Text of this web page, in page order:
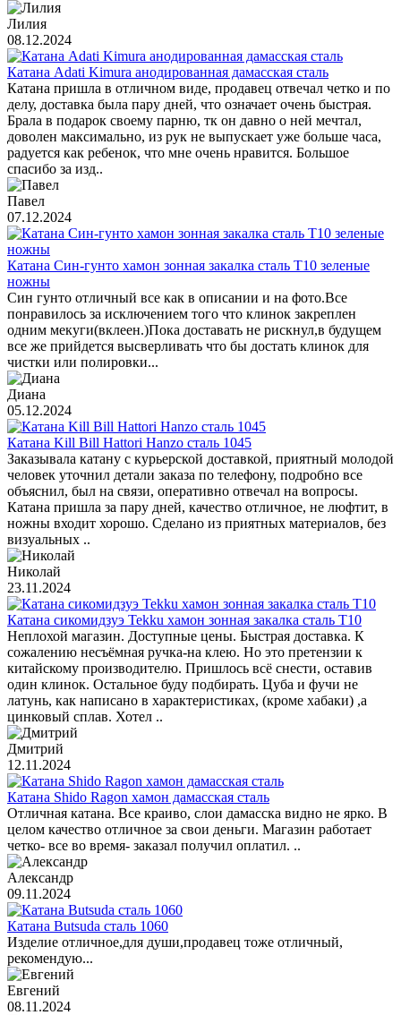
Лилия
08.12.2024
Катана Adati Kimura анодированная дамасская сталь
Катана пришла в отличном виде, продавец отвечал четко и по
делу, доставка была пару дней, что означает очень быстрая.
Брала в подарок своему парню, тк он давно о ней мечтал,
доволен максимально, из рук не выпускает уже больше часа,
радуется как ребенок, что мне очень нравится. Большое
спасибо за изд..
Павел
07.12.2024
Катана Син-гунто хамон зонная закалка сталь T10 зеленые
ножны
Син гунто отличный все как в описании и на фото.Все
понравилось за исключением того что клинок закреплен
одним мекуги(вклеен.)Пока доставать не рискнул,в будущем
все же прийдется высверливать что бы достать клинок для
чистки или полировки...
Диана
05.12.2024
Катана Kill Bill Hattori Hanzo сталь 1045
Заказывала катану с курьерской доставкой, приятный молодой
человек уточнил детали заказа по телефону, подробно все
объяснил, был на связи, оперативно отвечал на вопросы.
Катана пришла за пару дней, качество отличное, не люфтит, в
ножны входит хорошо. Сделано из приятных материалов, без
визуальных ..
Николай
23.11.2024
Катана сикомидзуэ Tekku хамон зонная закалка сталь T10
Неплохой магазин. Доступные цены. Быстрая доставка. К
сожалению несъёмная ручка-на клею. Но это претензии к
китайскому производителю. Пришлось всё снести, оставив
один клинок. Остальное буду подбирать. Цуба и фучи не
латунь, как написано в характеристиках, (кроме хабаки) ,а
цинковый сплав. Хотел ..
Дмитрий
12.11.2024
Катана Shido Ragon хамон дамасская сталь
Отличная катана. Все краиво, слои дамасска видно не ярко. В
целом качество отличное за свои деньги. Магазин работает
четко- все во время- заказал получил оплатил. ..
Александр
09.11.2024
Катана Butsuda сталь 1060
Изделие отличное,для души,продавец тоже отличный,
рекомендую...
Евгений
08.11.2024